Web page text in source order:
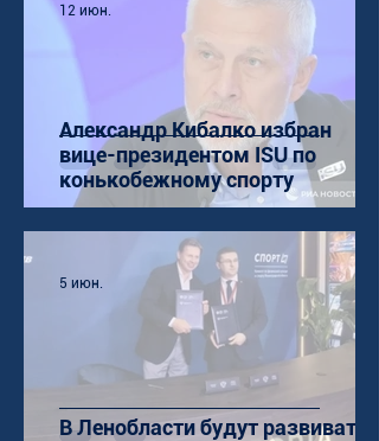
Александр Кибалко избран
вице-президентом ISU по
конькобежному спорту
12 июн.
В Ленобласти будут развивать
5 июн.